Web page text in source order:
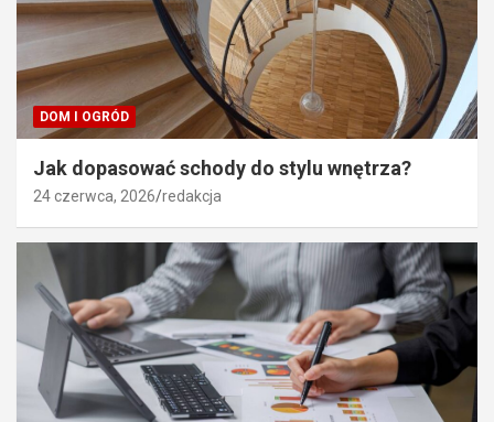
DOM I OGRÓD
Jak dopasować schody do stylu wnętrza?
24 czerwca, 2026 redakcja